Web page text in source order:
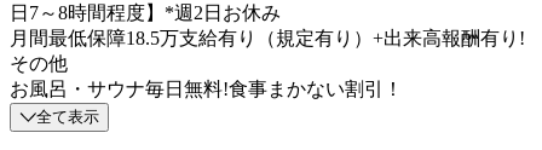
日7～8時間程度】*週2日お休み
月間最低保障18.5万支給有り（規定有り）+出来高報酬有り!
その他
お風呂・サウナ毎日無料!食事まかない割引！
全て表示